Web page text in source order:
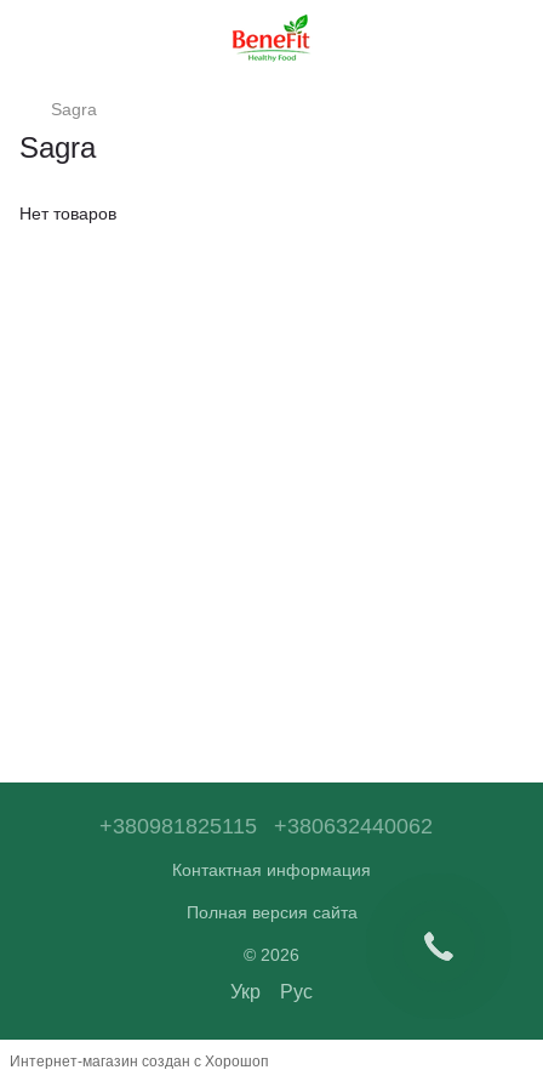
Sagra
Sagra
Нет товаров
+380981825115 +380632440062
Контактная информация
Полная версия сайта
© 2026
Укр Рус
Интернет-магазин создан с Хорошоп